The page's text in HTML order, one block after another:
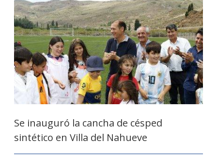
Se inauguró la cancha de césped
sintético en Villa del Nahueve